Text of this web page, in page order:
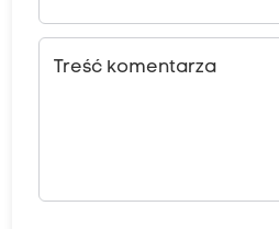
Treść komentarza